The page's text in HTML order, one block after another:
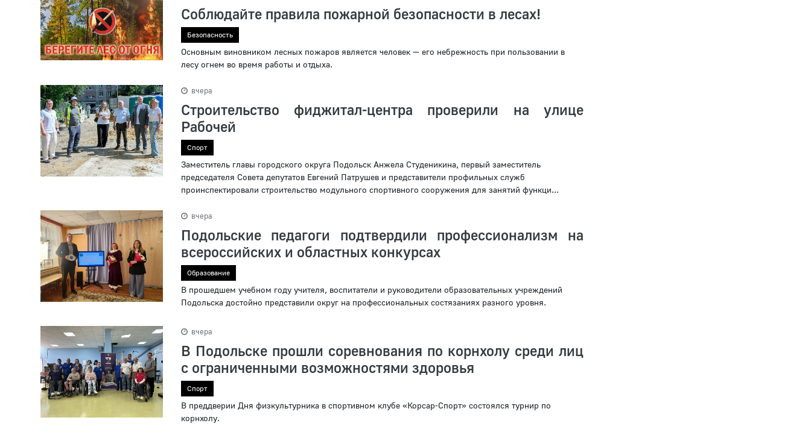
Соблюдайте правила пожарной безопасности в лесах!
Безопасность
Основным виновником лесных пожаров является человек — его небрежность при пользовании в
лесу огнем во время работы и отдыха.
вчера
Строительство фиджитал-центра проверили на улице
Рабочей
Спорт
Заместитель главы городского округа Подольск Анжела Студеникина, первый заместитель
председателя Совета депутатов Евгений Патрушев и представители профильных служб
проинспектировали строительство модульного спортивного сооружения для занятий функци...
вчера
Подольские педагоги подтвердили профессионализм на
всероссийских и областных конкурсах
Образование
В прошедшем учебном году учителя, воспитатели и руководители образовательных учреждений
Подольска достойно представили округ на профессиональных состязаниях разного уровня.
вчера
В Подольске прошли соревнования по корнхолу среди лиц
с ограниченными возможностями здоровья
Спорт
В преддверии Дня физкультурника в спортивном клубе «Корсар-Спорт» состоялся турнир по
корнхолу.